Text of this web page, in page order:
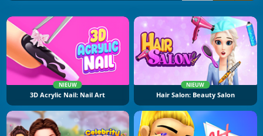
NIEUW
3D Acrylic Nail: Nail Art
NIEUW
Hair Salon: Beauty Salon